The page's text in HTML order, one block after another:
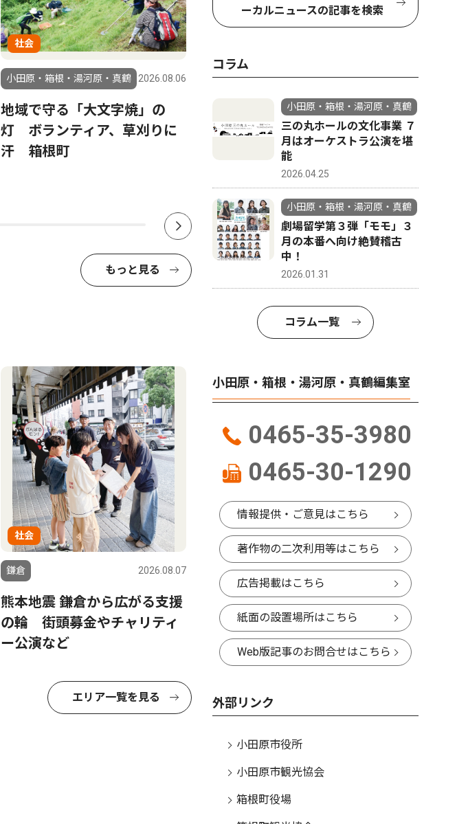
社会
小田原・箱根・湯河原・真鶴 2026.08.06
地域で守る「大文字焼」の
灯 ボランティア、草刈りに
汗 箱根町
小田原・箱根・湯河原・真鶴 2026.06.13
小田原市 全小中学校を一貫
校へ 2031年度から順次再編
小田原・箱
自宅便
トイレ
日５回分
もっと見る
社会
鎌倉 2026.08.07
熊本地震 鎌倉から広がる支援
の輪 街頭募金やチャリティ
ー公演など
エリア一覧を見る
ーカルニュースの記事を検索
コラム
小田原・箱根・湯河原・真鶴
三の丸ホールの文化事業 ７
月はオーケストラ公演を堪
能
2026.04.25
小田原・箱根・湯河原・真鶴
劇場留学第３弾「モモ」３
月の本番へ向け絶賛稽古
中！
2026.01.31
コラム一覧
小田原・箱根・湯河原・真鶴編集室
0465-35-3980
0465-30-1290
情報提供・ご意見はこちら
著作物の二次利用等はこちら
広告掲載はこちら
紙面の設置場所はこちら
Web版記事のお問合せはこちら
外部リンク
小田原市役所
小田原市観光協会
箱根町役場